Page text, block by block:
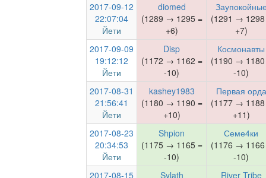
2017-09-12
22:07:04
Йети
diomed
(1289 → 1295 =
+6)
(1291 → 1298
+7)
2017-09-09
19:12:12
Йети
Disp
(1172 → 1162 =
-10)
Космонавты
(1190 → 1180
-10)
2017-08-31
21:56:41
Йети
kashey1983
(1180 → 1190 =
+10)
Первая орда
(1177 → 1188
+11)
2017-08-23
20:34:53
Йети
Shpion
(1175 → 1165 =
-10)
Семе4ки
(1176 → 1166
-10)
2017-08-15
Sylath
River Tribe